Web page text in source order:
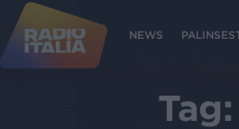
NEWS
Tag: